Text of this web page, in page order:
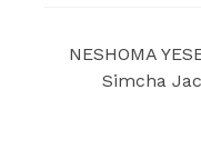
NESHOMA
Simcha